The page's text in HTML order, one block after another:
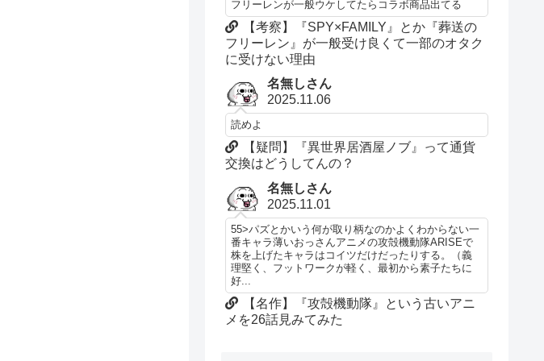
フリーレンが一般ウケしてたらコラボ商品出てる
【考察】『SPY×FAMILY』とか『葬送の
フリーレン』が一般受け良くて一部のオタク
に受けない理由
名無しさん
2025.11.06
読めよ
【疑問】『異世界居酒屋ノブ』って通貨
交換はどうしてんの？
名無しさん
2025.11.01
55>パズとかいう何が取り柄なのかよくわからない一
番キャラ薄いおっさんアニメの攻殻機動隊ARISEで
株を上げたキャラはコイツだけだったりする。（義
理堅く、フットワークが軽く、最初から素子たちに
好...
【名作】『攻殻機動隊』という古いアニ
メを26話見みてみた